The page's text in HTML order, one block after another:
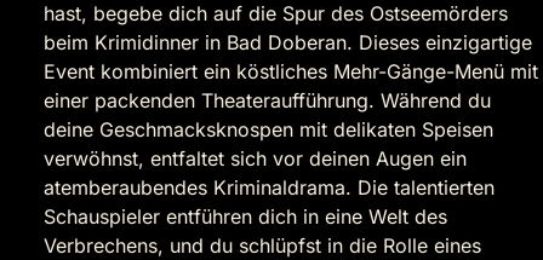
hast, begebe dich auf die Spur des Ostseemörders
beim Krimidinner in Bad Doberan. Dieses einzigartige
Event kombiniert ein köstliches Mehr-Gänge-Menü mit
einer packenden Theateraufführung. Während du
deine Geschmacksknospen mit delikaten Speisen
verwöhnst, entfaltet sich vor deinen Augen ein
atemberaubendes Kriminaldrama. Die talentierten
Schauspieler entführen dich in eine Welt des
Verbrechens, und du schlüpfst in die Rolle eines